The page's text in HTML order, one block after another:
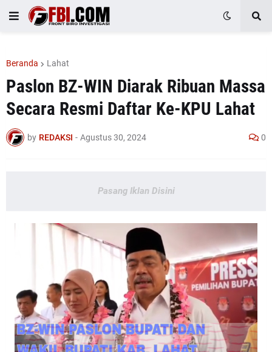
Beranda Lahat
Paslon BZ-WIN Diarak Ribuan Massa
Secara Resmi Daftar Ke-KPU Lahat
by REDAKSI - Agustus 30, 2024 0
Pasang Iklan Disini